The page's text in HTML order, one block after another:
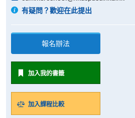
有疑問？歡迎在此提出
報名辦法
加入我的書籤
加入課程比較